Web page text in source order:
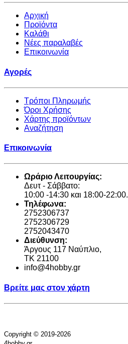
Αρχική
Προϊόντα
Καλάθι
Νέες παραλαβές
Επικοινωνία
Αγορές
Τρόποι Πληρωμής
Όροι Χρήσης
Χάρτης προϊόντων
Αναζήτηση
Επικοινωνία
Ωράριο Λειτουργίας:
Δευτ - Σάββατο:
10:00 -14:30 και 18:00-22:00.
Τηλέφωνα:
2752306737
2752306729
2752043470
Διεύθυνση:
Άργους 117 Ναύπλιο,
TK 21100
info@4hobby.gr
Βρείτε μας στον χάρτη
Copyright © 2019-2026